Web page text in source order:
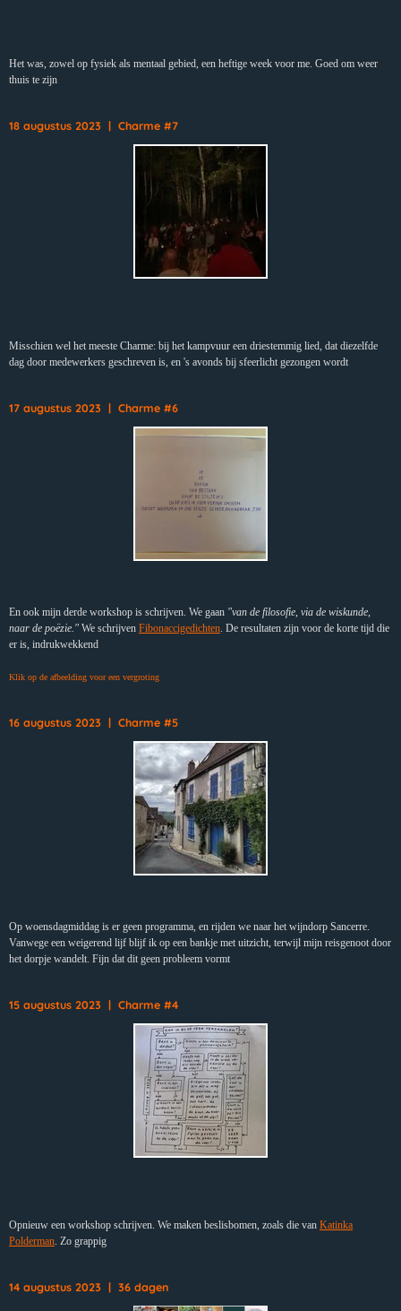
Het was, zowel op fysiek als mentaal gebied, een heftige week voor me. Goed om weer
thuis te zijn
18 augustus 2023 | Charme #7
Misschien wel het meeste Charme: bij het kampvuur een driestemmig lied, dat diezelfde
dag door medewerkers geschreven is, en 's avonds bij sfeerlicht gezongen wordt
17 augustus 2023 | Charme #6
En ook mijn derde workshop is schrijven. We gaan "van de filosofie, via de wiskunde,
naar de poëzie." We schrijven Fibonaccigedichten. De resultaten zijn voor de korte tijd die
er is, indrukwekkend
Klik op de afbeelding voor een vergroting
16 augustus 2023 | Charme #5
Op woensdagmiddag is er geen programma, en rijden we naar het wijndorp Sancerre.
Vanwege een weigerend lijf blijf ik op een bankje met uitzicht, terwijl mijn reisgenoot door
het dorpje wandelt. Fijn dat dit geen probleem vormt
15 augustus 2023 | Charme #4
Opnieuw een workshop schrijven. We maken beslisbomen, zoals die van Katinka
Polderman. Zo grappig
14 augustus 2023 | 36 dagen